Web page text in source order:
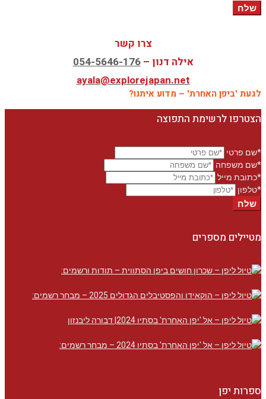
שלח
צרו קשר
אילה דנון –054-5646-176
ayala@explorejapan.net
לגעת 'ביפן האחרת' – מדוע איתנו?
הצטרפו לרשימת התפוצה
*שם פרטי
*שם משפחה
*כתובת מייל
*טלפון
שלח
מטיילים מספרים
ספרות יפן